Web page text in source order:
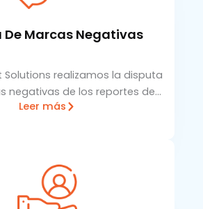
De Marcas Negativas
Solutions realizamos la disputa
negativas de los reportes de…
Leer más